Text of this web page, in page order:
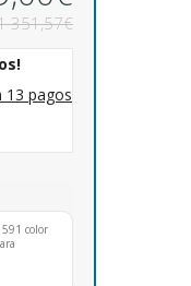
351,57€
color